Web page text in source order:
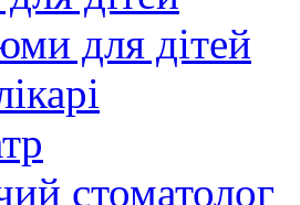
для дітей
стоматолог